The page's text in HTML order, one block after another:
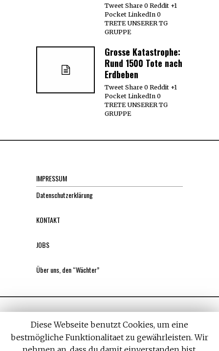
Tweet Share 0 Reddit +1
Pocket LinkedIn 0
TRETE UNSERER TG
GRUPPE
Grosse Katastrophe:
Rund 1500 Tote nach
Erdbeben
Tweet Share 0 Reddit +1
Pocket LinkedIn 0
TRETE UNSERER TG
GRUPPE
IMPRESSUM
Datenschutzerklärung
KONTAKT
JOBS
Über uns, den “Wächter”
Diese Webseite benutzt Cookies, um eine
bestmögliche Funktionalitaet zu gewährleisten. Wir